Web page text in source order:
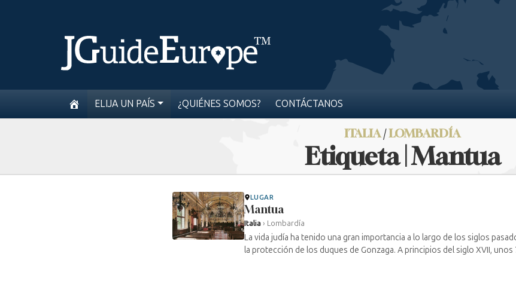
ELIJA UN PAÍS ¿QUIÉNES SOMOS? CONTÁCTANOS
ITALIA/LOMBARDÍA
Etiqueta | Mantua
LUGAR
Mantua
Italia › Lombardía
La vida judía ha tenido una gran importancia a lo largo de los siglos
la protección de los duques de Gonzaga. A principios del siglo XVII, unos